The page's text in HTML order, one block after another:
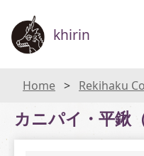
khirin
Home Rekihaku Collection
カニパイ・平鍬